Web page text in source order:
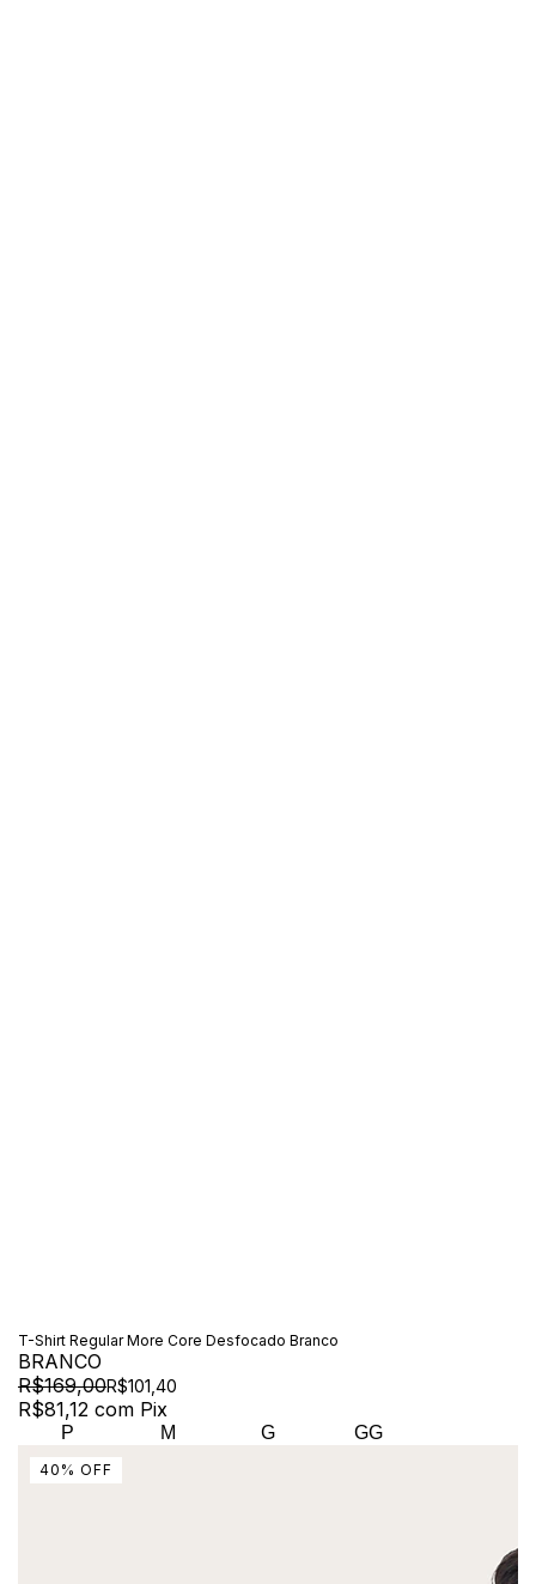
T-Shirt Regular More Core Desfocado Branco
BRANCO
R$169,00R$101,40
R$81,12 com Pix
P M G GG
40 % OFF